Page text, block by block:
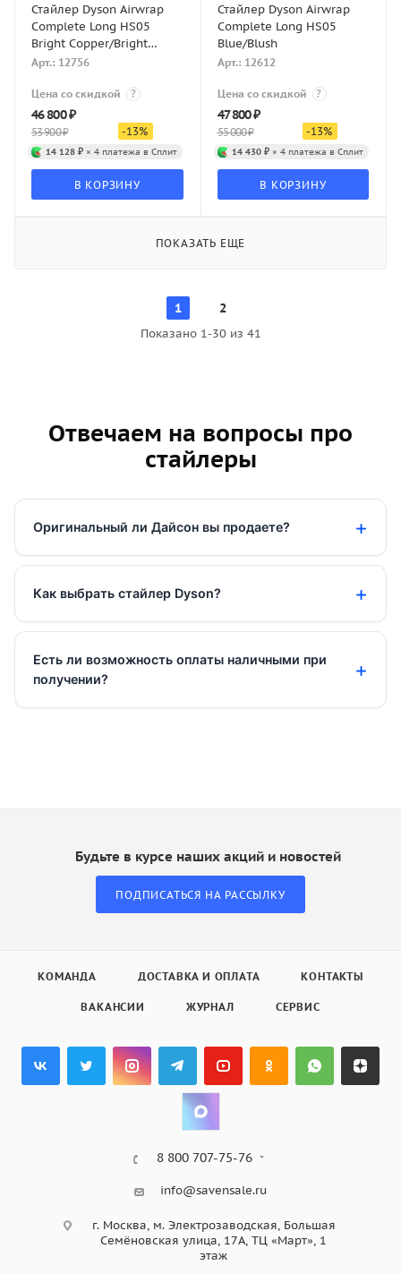
Стайлер Dyson Airwrap
Complete Long HS05
Bright Copper/Bright
Nickel
Арт.: 12756
Цена со скидкой ?
46 800₽
53 900₽ -13%
14 128 ₽ × 4 платежа в Сплит
В КОРЗИНУ
Стайлер Dyson Airwrap
Complete Long HS05
Blue/Blush
Арт.: 12612
Цена со скидкой ?
47 800₽
55 000₽ -13%
14 430 ₽× 4 платежа в Сплит
В КОРЗИНУ
ПОКАЗАТЬ ЕЩЕ
1 2
Показано 1-30 из 41
Отвечаем на вопросы про
стайлеры
Оригинальный ли Дайсон вы продаете?
Как выбрать стайлер Dyson?
Есть ли возможность оплаты наличными при
получении?
Будьте в курсе наших акций и новостей
ПОДПИСАТЬСЯ НА РАССЫЛКУ
КОМАНДА ДОСТАВКА И ОПЛАТА КОНТАКТЫ
ВАКАНСИИ ЖУРНАЛ СЕРВИС
8 800 707-75-76
info@savensale.ru
г. Москва, м. Электрозаводская, Большая
Семёновская улица, 17А, ТЦ «Март», 1
этаж